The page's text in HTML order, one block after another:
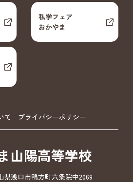
私学フェア
おかやま
て プライバシーポリシー
山陽高等学校
県浅口市鴨方町六条院中2069